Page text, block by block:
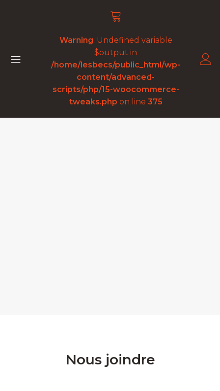
Warning: Undefined variable
$output in
/home/lesbecs/public_html/wp-
content/advanced-
scripts/php/15-woocommerce-
tweaks.php on line 375
Nous joindre